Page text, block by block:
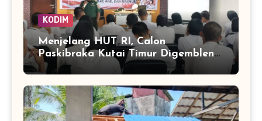
KODIM
Menjelang HUT RI, Calon
Paskibraka Kutai Timur Digembleng
Wawasan Kebangsaan oleh TNI